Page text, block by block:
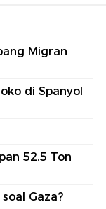
Migran
di Spanyol
52,5 Ton
Gaza?